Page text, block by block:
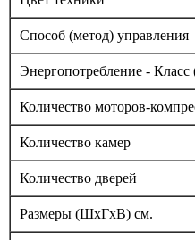
Способ (метод) управления
Энергопотребление - Класс
Количество моторов-
Количество камер
Количество дверей
Размеры (ШxГxВ) см.